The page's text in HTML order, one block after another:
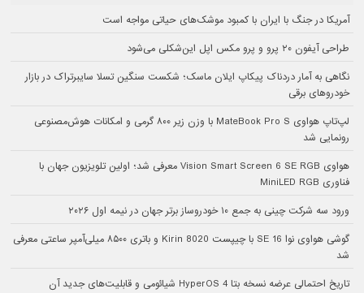
آمریکا در جنگ با ایران با کمبود موشک‌های حیاتی مواجه است
طراحی آیفون ۲۰ پرو و پرو مکس اپل این‌شکلی می‌شود
نگاهی به آمار دردناک پیکاپ ایلان ماسک؛ شکست سنگین تسلا سایبرتراک در بازار
خودروهای برقی
لپ‌تاپ هواوی MateBook Pro S با وزن زیر ۸۰۰ گرمی و امکانات هوش‌مصنوعی
رونمایی شد
هواوی Vision Smart Screen 6 SE RGB معرفی شد؛ اولین تلویزیون جهان با
فناوری MiniLED RGB
ورود سه شرکت چینی به جمع ۱۰ خودروساز برتر جهان در نیمه اول ۲۰۲۶
گوشی هواوی نوا 16 SE با چیپست Kirin 8020 و باتری ۸۵۰۰ میلی‌آمپر ساعتی معرفی
شد
تاریخ احتمالی عرضه نسخه بتا HyperOS 4 شیائومی و قابلیت‌های جدید آن